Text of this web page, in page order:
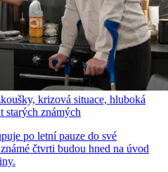
krizová situace, hluboká
starých známých
po letní pauze do své
čtvrti budou hned na úvod